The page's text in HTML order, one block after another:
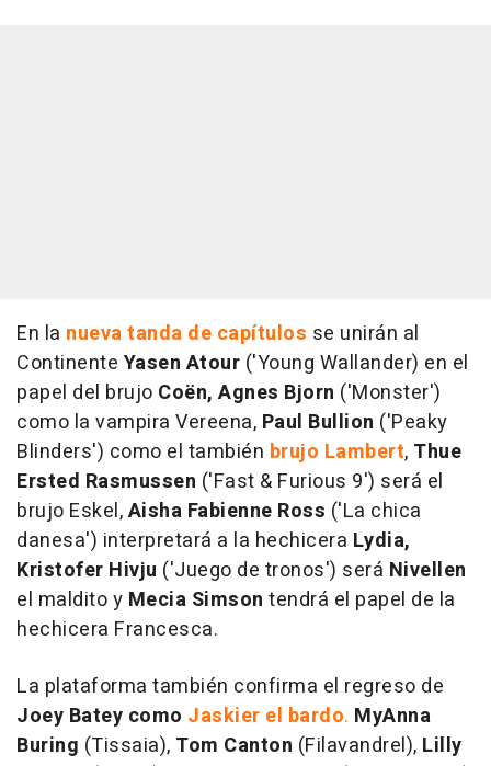
En la nueva tanda de capítulos se unirán al
Continente Yasen Atour ('Young Wallander) en el
papel del brujo Coën, Agnes Bjorn ('Monster')
como la vampira Vereena, Paul Bullion ('Peaky
Blinders') como el también brujo Lambert, Thue
Ersted Rasmussen ('Fast & Furious 9') será el
brujo Eskel,Aisha Fabienne Ross ('La chica
danesa') interpretará a la hechicera Lydia,
Kristofer Hivju ('Juego de tronos') será Nivellen
el maldito y Mecia Simson tendrá el papel de la
hechicera Francesca.
La plataforma también confirma el regreso de
Joey Batey como Jaskier el bardo. MyAnna
Buring (Tissaia), Tom Canton (Filavandrel), Lilly